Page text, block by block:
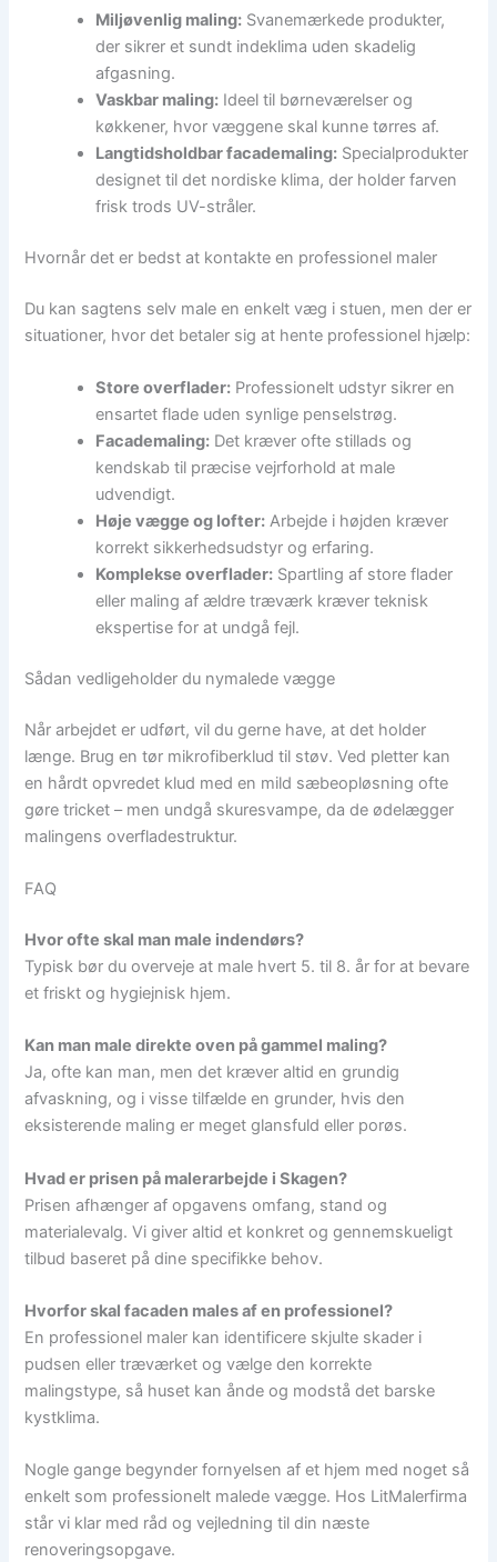
Miljøvenlig maling: Svanemærkede produkter,
der sikrer et sundt indeklima uden skadelig
afgasning.
Vaskbar maling: Ideel til børneværelser og
køkkener, hvor væggene skal kunne tørres af.
Langtidsholdbar facademaling: Specialprodukter
designet til det nordiske klima, der holder farven
frisk trods UV-stråler.
Hvornår det er bedst at kontakte en professionel maler
Du kan sagtens selv male en enkelt væg i stuen, men der er
situationer, hvor det betaler sig at hente professionel hjælp:
Store overflader: Professionelt udstyr sikrer en
ensartet flade uden synlige penselstrøg.
Facademaling: Det kræver ofte stillads og
kendskab til præcise vejrforhold at male
udvendigt.
Høje vægge og lofter: Arbejde i højden kræver
korrekt sikkerhedsudstyr og erfaring.
Komplekse overflader: Spartling af store flader
eller maling af ældre træværk kræver teknisk
ekspertise for at undgå fejl.
Sådan vedligeholder du nymalede vægge
Når arbejdet er udført, vil du gerne have, at det holder
længe. Brug en tør mikrofiberklud til støv. Ved pletter kan
en hårdt opvredet klud med en mild sæbeopløsning ofte
gøre tricket – men undgå skuresvampe, da de ødelægger
malingens overfladestruktur.
FAQ
Hvor ofte skal man male indendørs?
Typisk bør du overveje at male hvert 5. til 8. år for at bevare
et friskt og hygiejnisk hjem.
Kan man male direkte oven på gammel maling?
Ja, ofte kan man, men det kræver altid en grundig
afvaskning, og i visse tilfælde en grunder, hvis den
eksisterende maling er meget glansfuld eller porøs.
Hvad er prisen på malerarbejde i Skagen?
Prisen afhænger af opgavens omfang, stand og
materialevalg. Vi giver altid et konkret og gennemskueligt
tilbud baseret på dine specifikke behov.
Hvorfor skal facaden males af en professionel?
En professionel maler kan identificere skjulte skader i
pudsen eller træværket og vælge den korrekte
malingstype, så huset kan ånde og modstå det barske
kystklima.
Nogle gange begynder fornyelsen af et hjem med noget så
enkelt som professionelt malede vægge. Hos LitMalerfirma
står vi klar med råd og vejledning til din næste
renoveringsopgave.